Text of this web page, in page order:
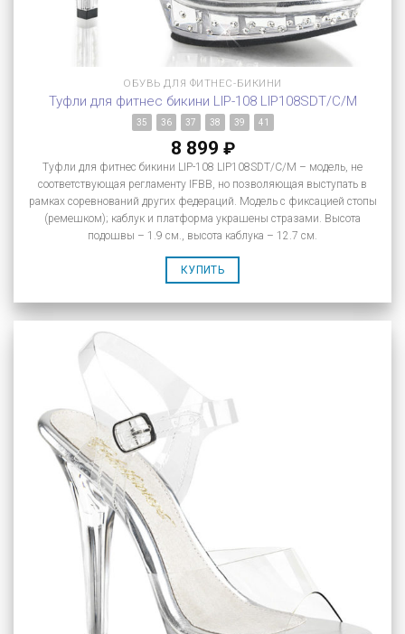
ОБУВЬ ДЛЯ ФИТНЕС-БИКИНИ
Туфли для фитнес бикини LIP-108 LIP108SDT/C/M
35 36 37 38 39 41
8 899 ₽
Туфли для фитнес бикини LIP-108 LIP108SDT/C/M – модель, не
соответствующая регламенту IFBB, но позволяющая выступать в
рамках соревнований других федераций. Модель с фиксацией стопы
(ремешком); каблук и платформа украшены стразами. Высота
подошвы – 1.9 см., высота каблука – 12.7 см.
КУПИТЬ